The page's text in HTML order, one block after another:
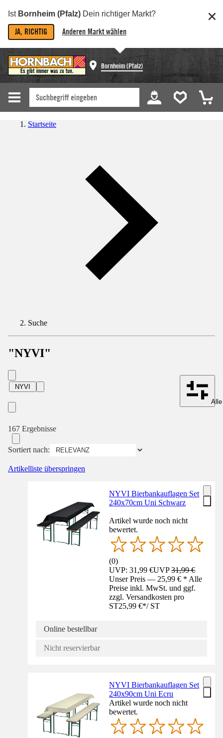
Ist Bornheim (Pfalz) Dein richtiger Markt?
JA, RICHTIG Anderen Markt wählen
Bornheim (Pfalz)
Startseite
Suche
"NYVI"
NYVI
167 Ergebnisse
Sortiert nach:
Artikelliste überspringen
NYVI Bierbankauflagen Set
240x70cm Uni Schwarz
Artikel wurde noch nicht
bewertet.
(0)
UVP: 31,99 €UVP31,99 €
Unser Preis — 25,99 € * Alle
Preise inkl. MwSt. und ggf.
zzgl. Versandkosten pro
ST25,99 €*/ ST
Online bestellbar
Nicht reservierbar
NYVI Bierbankauflagen Set
240x90cm Uni Ecru
Artikel wurde noch nicht
bewertet.